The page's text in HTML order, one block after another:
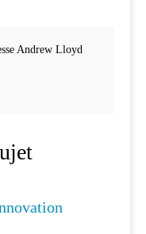
Andrew Lloyd